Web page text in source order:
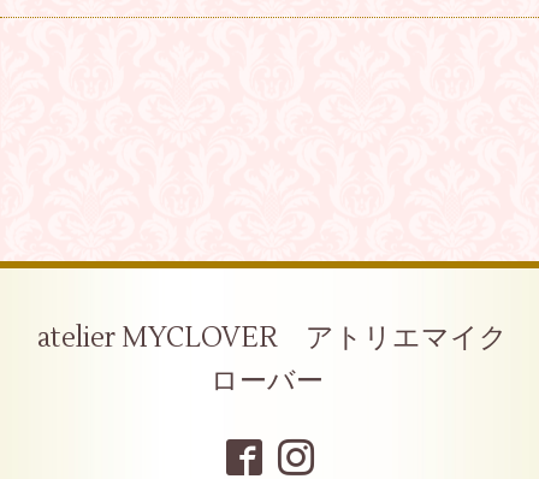
atelier MYCLOVER アトリエマイク
ローバー